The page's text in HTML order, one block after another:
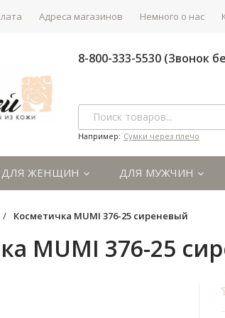
Адреса магазинов Немного о нас
8-800-333-5530 (Звонок
Например: Сумки через плечо
ДЛЯ ЖЕНЩИН ДЛЯ МУЖЧИН
/ Косметичка MUMI 376-25 сиреневый
MUMI 376-25